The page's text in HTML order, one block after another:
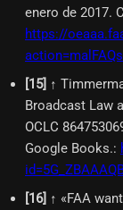
enero de 2017.
https://
action=malFAQs
[15] ↑
Broadcast Law
OCLC
Google Books.:
[16] ↑ «FAA